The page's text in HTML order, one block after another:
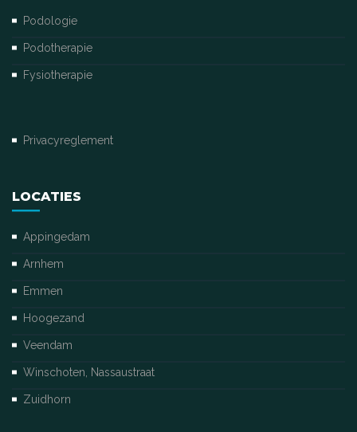
Podologie
Podotherapie
Fysiotherapie
Privacyreglement
LOCATIES
Appingedam
Arnhem
Emmen
Hoogezand
Veendam
Winschoten, Nassaustraat
Zuidhorn